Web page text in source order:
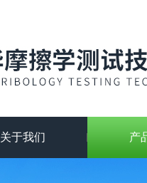
关于我们 产